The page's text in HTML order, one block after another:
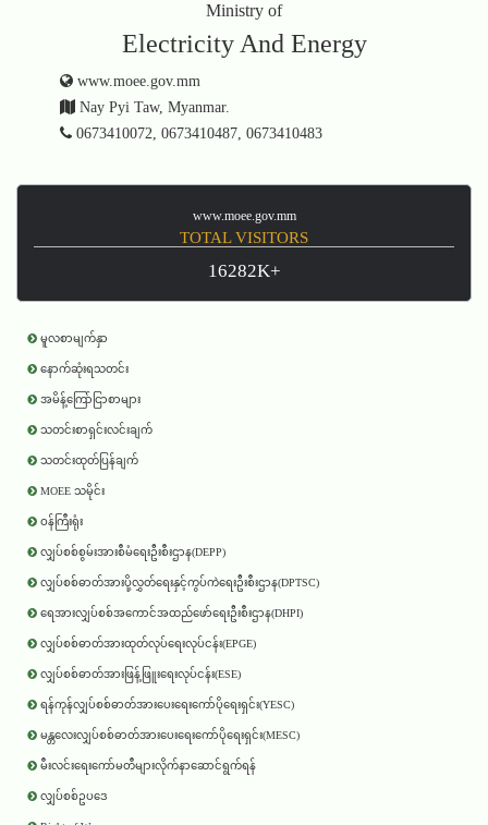
Ministry of
Electricity And Energy
www.moee.gov.mm
Nay Pyi Taw, Myanmar.
0673410072, 0673410487, 0673410483
www.moee.gov.mm
TOTAL VISITORS
16282K+
မူလစာမျက်နှာ
နောက်ဆုံးရသတင်း
အမိန့်ကြော်ငြာစာများ
သတင်းစာရှင်းလင်းချက်
သတင်းထုတ်ပြန်ချက်
MOEE သမိုင်း
ဝန်ကြီးရုံး
လျှပ်စစ်စွမ်းအားစီမံရေးဦးစီးဌာန(DEPP)
လျှပ်စစ်ဓာတ်အားပို့လွှတ်ရေးနှင့်ကွပ်ကဲရေးဦးစီးဌာန(DPTSC)
ရေအားလျှပ်စစ်အကောင်အထည်ဖော်ရေးဦးစီးဌာန(DHPI)
လျှပ်စစ်ဓာတ်အားထုတ်လုပ်ရေးလုပ်ငန်း(EPGE)
လျှပ်စစ်ဓာတ်အားဖြန့်ဖြူးရေးလုပ်ငန်း(ESE)
ရန်ကုန်လျှပ်စစ်ဓာတ်အားပေးရေးကော်ပိုရေးရှင်း(YESC)
မန္တလေးလျှပ်စစ်ဓာတ်အားပေးရေးကော်ပိုရေးရှင်း(MESC)
မီးလင်းရေးကော်မတီများလိုက်နာဆောင်ရွက်ရန်
လျှပ်စစ်ဥပဒေ